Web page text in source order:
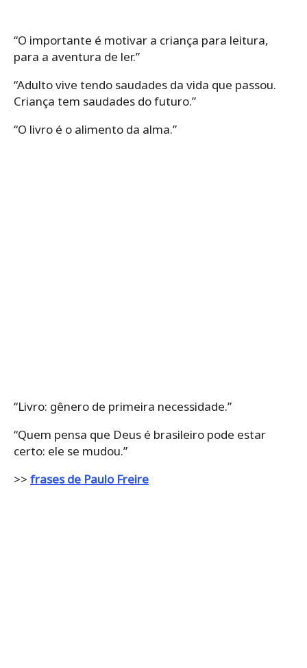
“O importante é motivar a criança para leitura,
para a aventura de ler.”
“Adulto vive tendo saudades da vida que passou.
Criança tem saudades do futuro.”
“O livro é o alimento da alma.”
“Livro: gênero de primeira necessidade.”
“Quem pensa que Deus é brasileiro pode estar
certo: ele se mudou.”
>> frases de Paulo Freire